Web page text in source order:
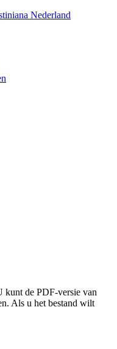
Nederland
kunt de PDF-versie van
Als u het bestand wilt